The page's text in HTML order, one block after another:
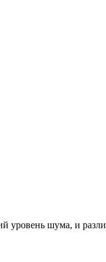
уровень шума, и